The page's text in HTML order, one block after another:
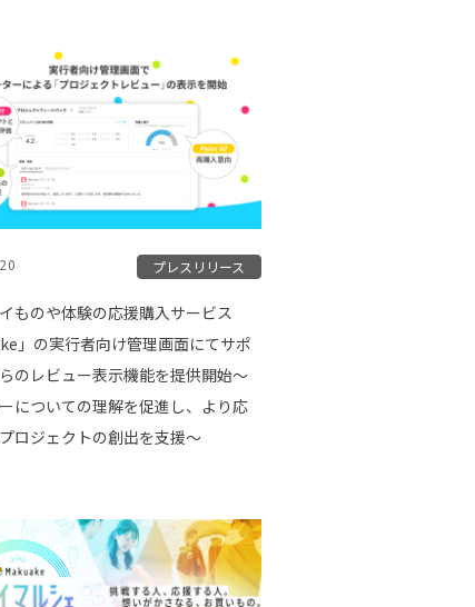
プレスリリース
ものや体験の応援購入サービス
」の実行者向け管理画面にてサポ
のレビュー表示機能を提供開始〜
についての理解を促進し、より応
ロジェクトの創出を支援〜